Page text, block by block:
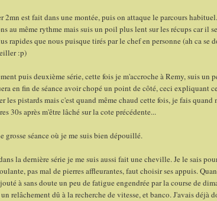
2mn est fait dans une montée, puis on attaque le parcours
au même rythme mais suis un poil plus lent sur les récups car il
rapides que nous puisque tirés par le chef en personne (ah ca se
:p)
puis deuxième série, cette fois je m'accroche à Remy, suis un
en fin de séance avoir chopé un point de côté, ceci expliquant
les pistards mais c'est quand même chaud cette fois, je fais quand
30s après m'être lâché sur la cote précédente...
grosse séance où je me suis bien dépouillé.
la dernière série je me suis aussi fait une cheville. Je le sais
pas mal de pierres affleurantes, faut choisir ses appuis.
à sans doute un peu de fatigue engendrée par la course de
relâchement dû à la recherche de vitesse, et banco. J'avais déjà